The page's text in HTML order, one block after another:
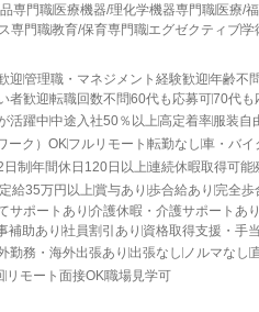
専門職 医療機器/理化学機器専門職 医療/
専門職教育/保育専門職エグゼクティブ学
迎管理職・マネジメント経験歓迎年齢不
者歓迎転職回数不問60代も応募可70代も
活躍中中途入社50％以上高定着率服装自
ーク）OK フルリモート 転勤なし 車・バイ
日制年間休日120日以上連続休暇取得可能
給35万円以上賞与あり 歩合給あり 完全歩
サポートあり 介護休暇・介護サポートあり
補助あり 社員割引あり 資格取得支援・手
勤務・海外出張あり 出張なし ノルマなし
リモート面接OK職場見学可